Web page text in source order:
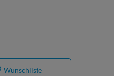
Wunschliste